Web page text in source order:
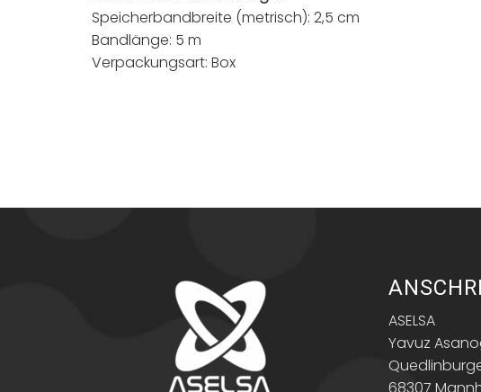
Speicherbandbreite (metrisch): 2,5 cm
Bandlänge: 5 m
Verpackungsart: Box
ASELSA
Yavuz
68307